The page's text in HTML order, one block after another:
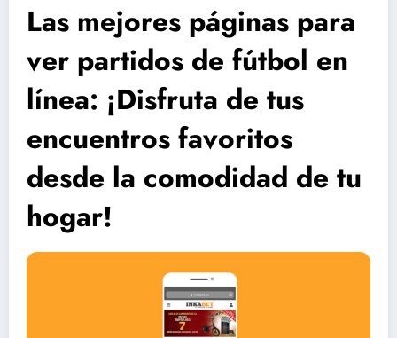
Las mejores páginas para
ver partidos de fútbol en
línea: ¡Disfruta de tus
encuentros favoritos
desde la comodidad de tu
hogar!